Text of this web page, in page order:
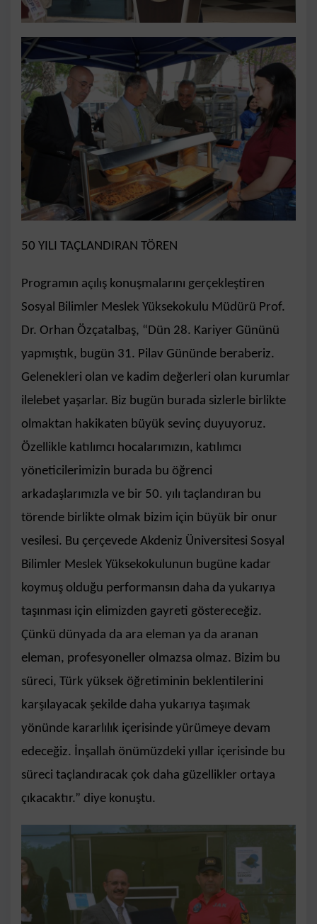
50 YILI TAÇLANDIRAN TÖREN
Programın açılış konuşmalarını gerçekleştiren
Sosyal Bilimler Meslek Yüksekokulu Müdürü Prof.
Dr. Orhan Özçatalbaş, “Dün 28. Kariyer Gününü
yapmıştık, bugün 31. Pilav Gününde beraberiz.
Gelenekleri olan ve kadim değerleri olan kurumlar
ilelebet yaşarlar. Biz bugün burada sizlerle birlikte
olmaktan hakikaten büyük sevinç duyuyoruz.
Özellikle katılımcı hocalarımızın, katılımcı
yöneticilerimizin burada bu öğrenci
arkadaşlarımızla ve bir 50. yılı taçlandıran bu
törende birlikte olmak bizim için büyük bir onur
vesilesi. Bu çerçevede Akdeniz Üniversitesi Sosyal
Bilimler Meslek Yüksekokulunun bugüne kadar
koymuş olduğu performansın daha da yukarıya
taşınması için elimizden gayreti göstereceğiz.
Çünkü dünyada da ara eleman ya da aranan
eleman, profesyoneller olmazsa olmaz. Bizim bu
süreci, Türk yüksek öğretiminin beklentilerini
karşılayacak şekilde daha yukarıya taşımak
yönünde kararlılık içerisinde yürümeye devam
edeceğiz. İnşallah önümüzdeki yıllar içerisinde bu
süreci taçlandıracak çok daha güzellikler ortaya
çıkacaktır.” diye konuştu.